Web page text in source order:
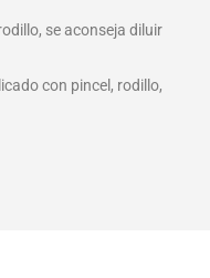
se aconseja diluir
con pincel, rodillo,